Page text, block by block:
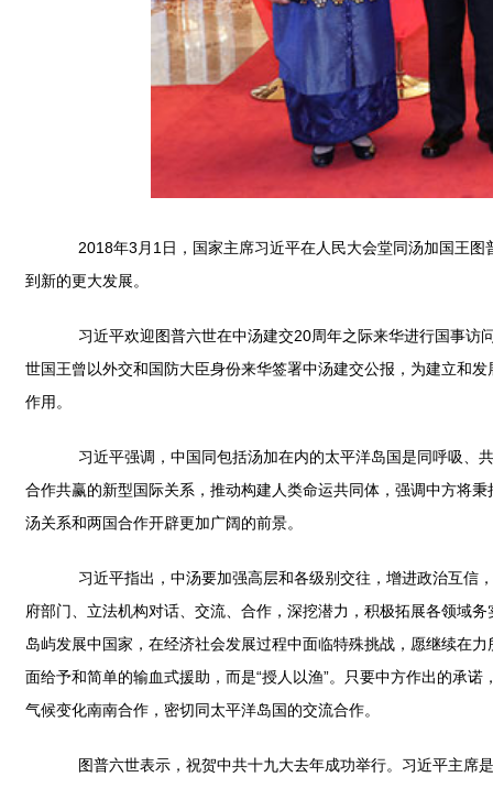
2018年3月1日，国家主席习近平在人民大会堂同汤加国王图
到新的更大发展。
习近平欢迎图普六世在中汤建交20周年之际来华进行国事访
世国王曾以外交和国防大臣身份来华签署中汤建交公报，为建立和
作用。
习近平强调，中国同包括汤加在内的太平洋岛国是同呼吸、
合作共赢的新型国际关系，推动构建人类命运共同体，强调中方将
汤关系和两国合作开辟更加广阔的前景。
习近平指出，中汤要加强高层和各级别交往，增进政治互信
府部门、立法机构对话、交流、合作，深挖潜力，积极拓展各领域
岛屿发展中国家，在经济社会发展过程中面临特殊挑战，愿继续在
面给予和简单的输血式援助，而是“授人以渔”。只要中方作出的承
气候变化南南合作，密切同太平洋岛国的交流合作。
图普六世表示，祝贺中共十九大去年成功举行。习近平主席